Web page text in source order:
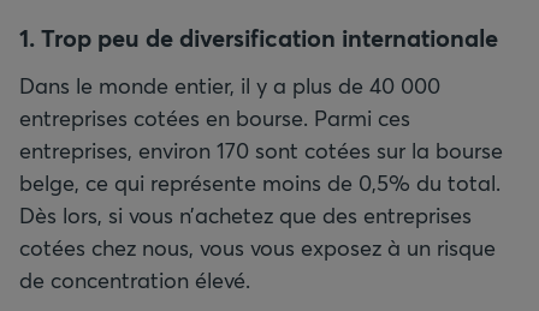
1. Trop peu de diversification internationale
Dans le monde entier, il y a plus de 40 000
entreprises cotées en bourse. Parmi ces
entreprises, environ 170 sont cotées sur la bourse
belge, ce qui représente moins de 0,5% du total.
Dès lors, si vous n’achetez que des entreprises
cotées chez nous, vous vous exposez à un risque
de concentration élevé.